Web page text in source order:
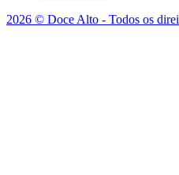
2026 © Doce Alto - Todos os